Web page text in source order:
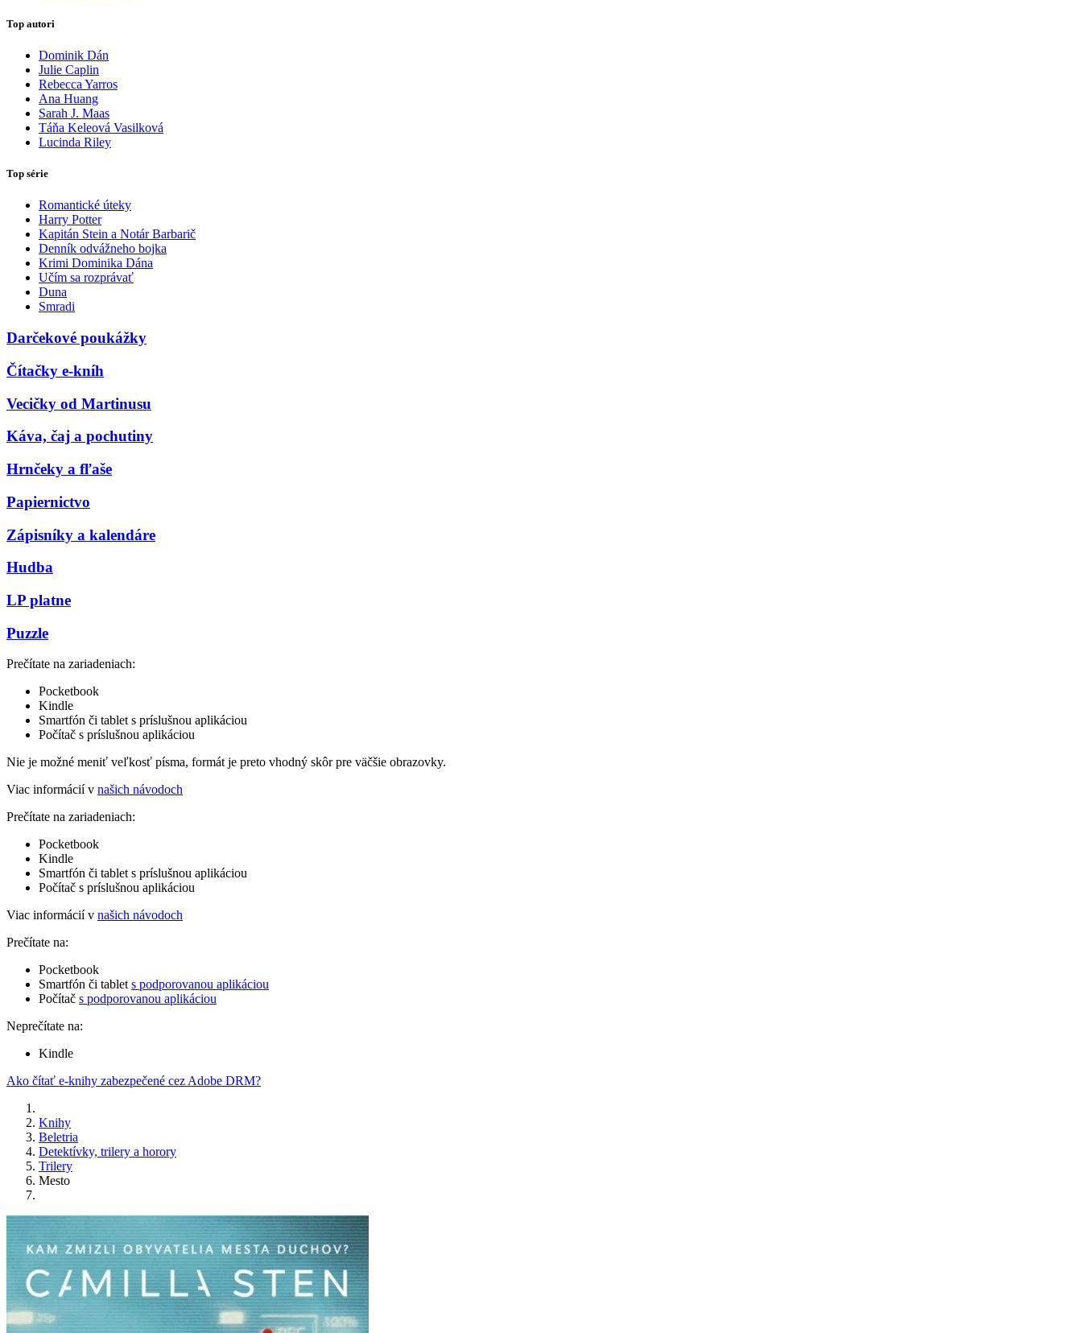
Top autori
Dominik Dán
Julie Caplin
Rebecca Yarros
Ana Huang
Sarah J. Maas
Táňa Keleová Vasilková
Lucinda Riley
Top série
Romantické úteky
Harry Potter
Kapitán Stein a Notár Barbarič
Denník odvážneho bojka
Krimi Dominika Dána
Učím sa rozprávať
Duna
Smradi
Darčekové poukážky
Čítačky e-kníh
Vecičky od Martinusu
Káva, čaj a pochutiny
Hrnčeky a fľaše
Papiernictvo
Zápisníky a kalendáre
Hudba
LP platne
Puzzle
Prečítate na zariadeniach:
Pocketbook
Kindle
Smartfón či tablet s príslušnou aplikáciou
Počítač s príslušnou aplikáciou
Nie je možné meniť veľkosť písma, formát je preto vhodný skôr pre väčšie obrazovky.
Viac informácií v našich návodoch
Prečítate na zariadeniach:
Pocketbook
Kindle
Smartfón či tablet s príslušnou aplikáciou
Počítač s príslušnou aplikáciou
Viac informácií v našich návodoch
Prečítate na:
Pocketbook
Smartfón či tablet s podporovanou aplikáciou
Počítač s podporovanou aplikáciou
Neprečítate na:
Kindle
Ako čítať e-knihy zabezpečené cez Adobe DRM?
Knihy
Beletria
Detektívky, trilery a horory
Trilery
Mesto